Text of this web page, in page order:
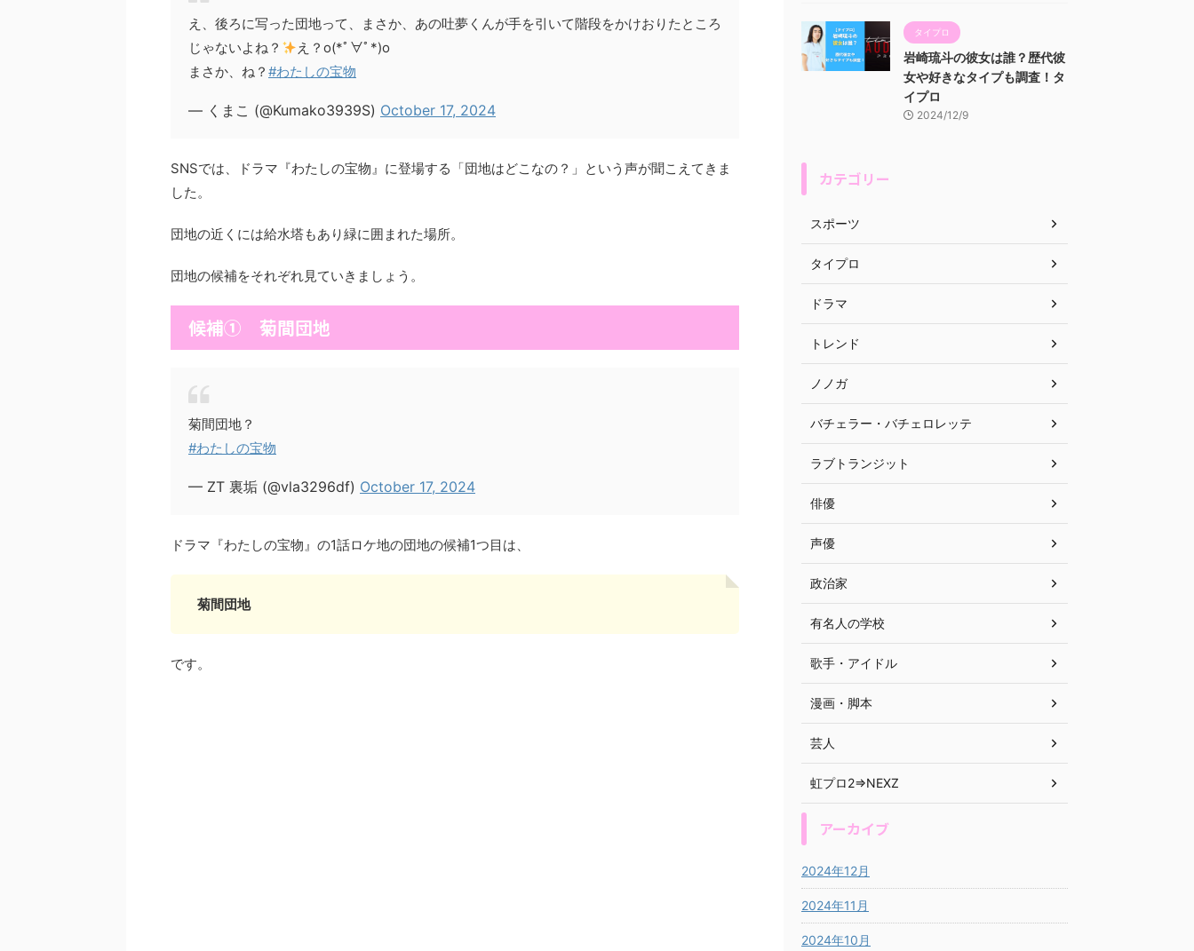
え、後ろに写った団地って、まさか、あの吐夢くんが手を引いて階段をかけおりたところ
じゃないよね？
え？o(*ﾟ∀ﾟ*)o
まさか、ね？ #わたしの宝物
— くまこ (@Kumako3939S) October 17, 2024
SNSでは、ドラマ『わたしの宝物』に登場する「団地はどこなの？」という声が聞こえてきま
した。
団地の近くには給水塔もあり緑に囲まれた場所。
団地の候補をそれぞれ見ていきましょう。
候補① 菊間団地
菊間団地？
#わたしの宝物
— ZT 裏垢 (@vla3296df) October 17, 2024
ドラマ『わたしの宝物』の1話ロケ地の団地の候補1つ目は、
菊間団地
です。
タイプロ
岩崎琉斗の彼女は誰？歴代彼
女や好きなタイプも調査！タ
イプロ
2024/12/9
カテゴリー
スポーツ
タイプロ
ドラマ
トレンド
ノノガ
バチェラー・バチェロレッテ
ラブトランジット
俳優
声優
政治家
有名人の学校
歌手・アイドル
漫画・脚本
芸人
虹プロ2⇒NEXZ
アーカイブ
2024年12月
2024年11月
2024年10月